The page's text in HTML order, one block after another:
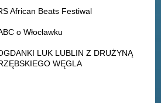
African Beats Festiwal
o Włocławku
LUK LUBLIN Z DRUŻYNĄ
WĘGLA